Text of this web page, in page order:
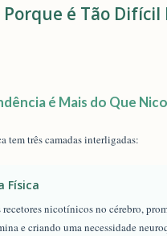
é Tão Difícil
é Mais do Que
tem três camadas interligadas:
Física
nicotínicos no cérebro,
e criando uma necessidade